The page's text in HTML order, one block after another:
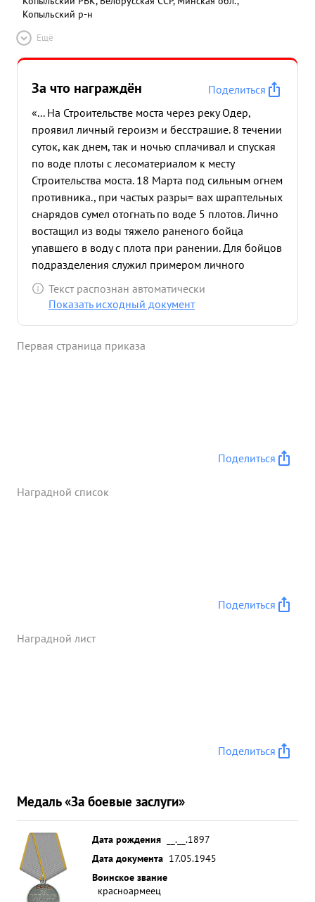
Копыльский р-н
Ещё
За что награждён
Поделиться
«... На Строительстве моста через реку Одер,
проявил личный героизм и бесстрашие. 8 течении
суток, как днем, так и ночью сплачивал и спуская
по воде плоты с лесоматериалом к месту
Строительства моста. 18 Марта под сильным огнем
противника., при частых разры= вах шраптельных
снарядов сумел отогнать по воде 5 плотов. Лично
востащил из воды тяжело раненого бойца
упавшего в воду с плота при ранении. Для бойцов
подразделения служил примером личного
бесстрашия. ...»
Текст распознан автоматически
Показать исходный документ
Первая страница приказа
Поделиться
Наградной список
Поделиться
Наградной лист
Поделиться
Медаль «За боевые заслуги»
Дата рождения
__.__.1897
Дата документа 17.05.1945
Воинское звание
красноармеец